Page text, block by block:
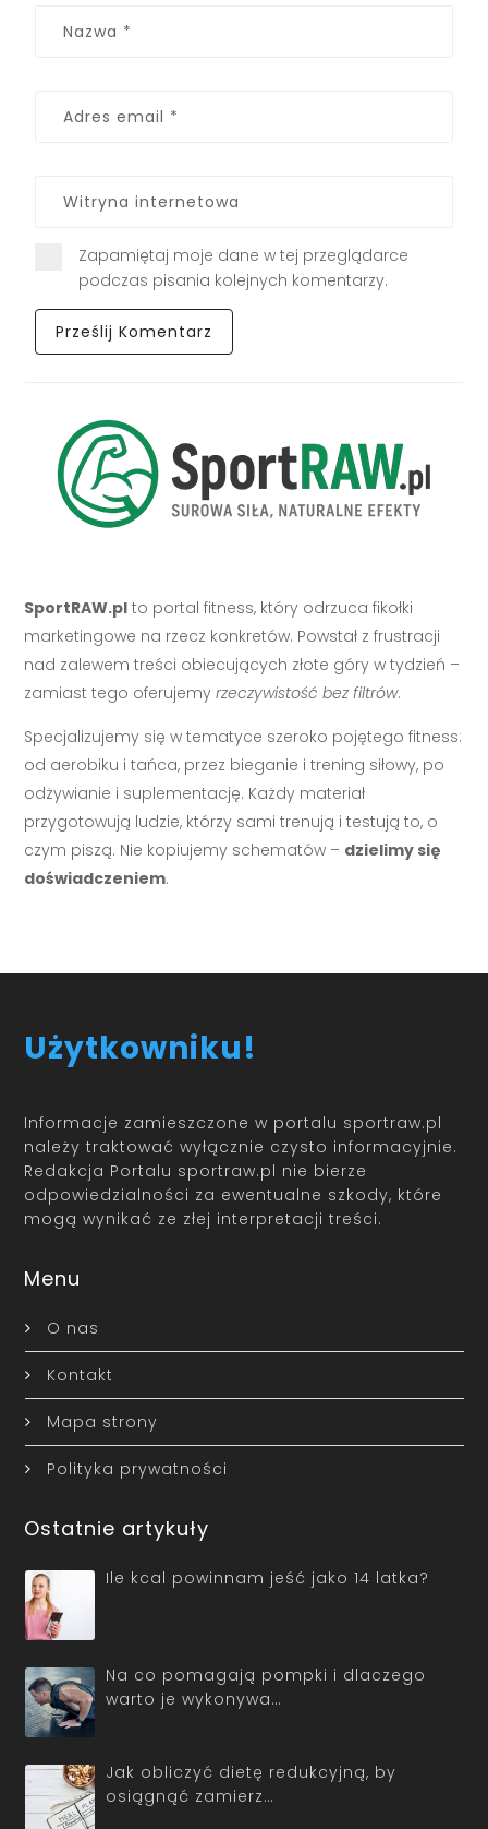
Zapamiętaj moje dane w tej przeglądarce
podczas pisania kolejnych komentarzy.
SportRAW.pl to portal fitness, który odrzuca fikołki
marketingowe na rzecz konkretów. Powstał z frustracji
nad zalewem treści obiecujących złote góry w tydzień –
zamiast tego oferujemyrzeczywistość bez filtrów.
Specjalizujemy się w tematyce szeroko pojętego fitness:
od aerobiku i tańca, przez bieganie i trening siłowy, po
odżywianie i suplementację. Każdy materiał
przygotowują ludzie, którzy sami trenują i testują to, o
czym piszą. Nie kopiujemy schematów – dzielimy się
doświadczeniem.
Użytkowniku!
Informacje zamieszczone w portalu sportraw.pl
należy traktować wyłącznie czysto informacyjnie.
Redakcja Portalu sportraw.pl nie bierze
odpowiedzialności za ewentualne szkody, które
mogą wynikać ze złej interpretacji treści.
Menu
O nas
Kontakt
Mapa strony
Polityka prywatności
Ostatnie artykuły
Ile kcal powinnam jeść jako 14 latka?
Na co pomagają pompki i dlaczego
warto je wykonywa…
Jak obliczyć dietę redukcyjną, by
osiągnąć zamierz…